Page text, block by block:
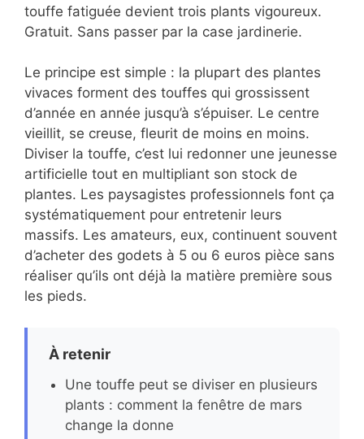
touffe fatiguée devient trois plants vigoureux.
Gratuit. Sans passer par la case jardinerie.
Le principe est simple : la plupart des plantes
vivaces forment des touffes qui grossissent
d’année en année jusqu’à s’épuiser. Le centre
vieillit, se creuse, fleurit de moins en moins.
Diviser la touffe, c’est lui redonner une jeunesse
artificielle tout en multipliant son stock de
plantes. Les paysagistes professionnels font ça
systématiquement pour entretenir leurs
massifs. Les amateurs, eux, continuent souvent
d’acheter des godets à 5 ou 6 euros pièce sans
réaliser qu’ils ont déjà la matière première sous
les pieds.
À retenir
Une touffe peut se diviser en plusieurs
plants : comment la fenêtre de mars
change la donne